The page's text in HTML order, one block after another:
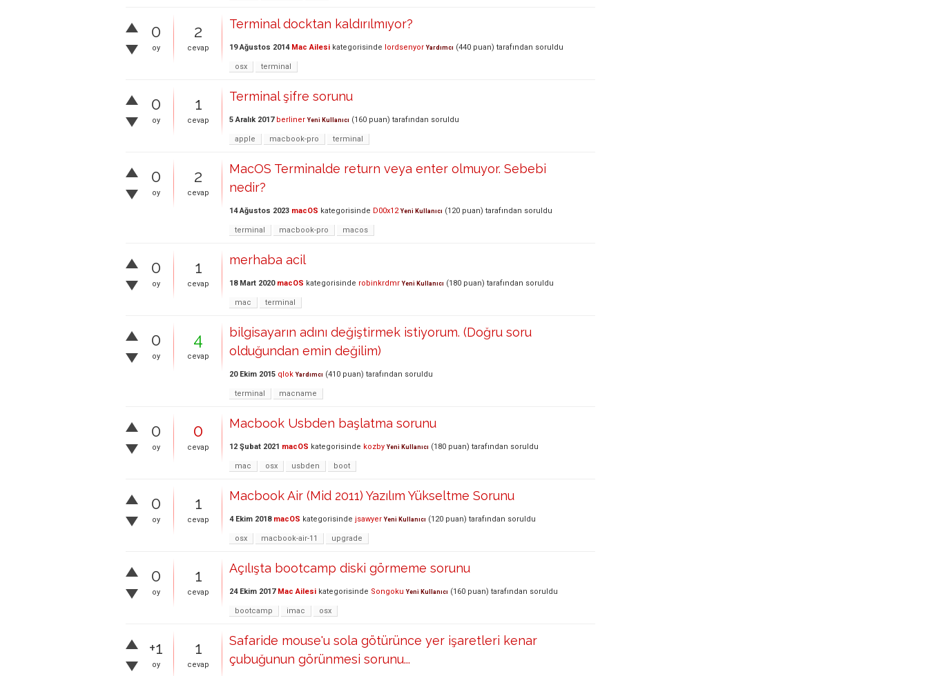
0
oy
2
cevap
Terminal docktan kaldırılmıyor?
19 Ağustos 2014 Mac Ailesi kategorisinde lordsenyor Yardımcı (440 puan) tarafından soruldu
osx terminal
0
oy
1
cevap
Terminal şifre sorunu
5 Aralık 2017 berliner Yeni Kullanıcı (160 puan) tarafından soruldu
apple macbook-pro terminal
0
oy
2
cevap
MacOS Terminalde return veya enter olmuyor. Sebebi
nedir?
14 Ağustos 2023 macOS kategorisinde D00x12 Yeni Kullanıcı (120 puan) tarafından soruldu
terminal macbook-pro macos
0
oy
1
cevap
merhaba acil
18 Mart 2020 macOS kategorisinde robinkrdmr Yeni Kullanıcı (180 puan) tarafından soruldu
mac terminal
0
oy
4
cevap
bilgisayarın adını değiştirmek istiyorum. (Doğru soru
olduğundan emin değilim)
20 Ekim 2015 qlok Yardımcı (410 puan) tarafından soruldu
terminal macname
0
oy
0
cevap
Macbook Usbden başlatma sorunu
12 Şubat 2021 macOS kategorisinde kozby Yeni Kullanıcı (180 puan) tarafından soruldu
mac osx usbden boot
0
oy
1
cevap
Macbook Air (Mid 2011) Yazılım Yükseltme Sorunu
4 Ekim 2018 macOS kategorisinde jsawyer Yeni Kullanıcı (120 puan) tarafından soruldu
osx macbook-air-11 upgrade
0
oy
1
cevap
Açılışta bootcamp diski görmeme sorunu
24 Ekim 2017 Mac Ailesi kategorisinde Songoku Yeni Kullanıcı (160 puan) tarafından soruldu
bootcamp imac osx
+1
oy
1
cevap
Safaride mouse'u sola götürünce yer işaretleri kenar
çubuğunun görünmesi sorunu...